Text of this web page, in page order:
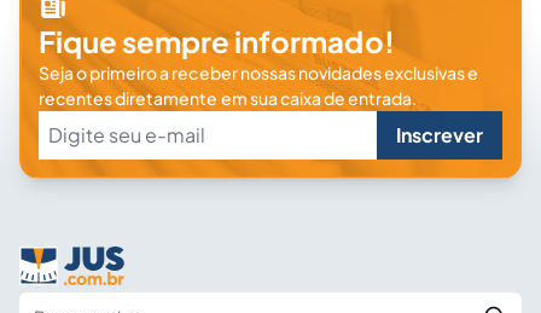
Fique sempre informado!
Seja o primeiro a receber nossas novidades exclusivas e
recentes diretamente em sua caixa de entrada.
Inscrever